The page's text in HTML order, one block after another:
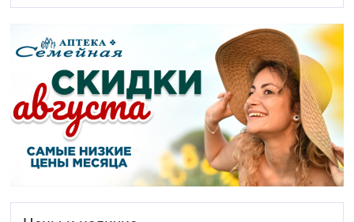
tinea manum, tinea
pedum)
грибковые инфекции ногтей (опихомикозы)
кандидозы кожи
разноцветный (отрубевидный) лишай
дерматомикозы (с сопутствующим зудом или
без него).
Противопоказания
Гиперчувствительность к нафтифину или
пропиленгликолю.
Беременность и период грудного